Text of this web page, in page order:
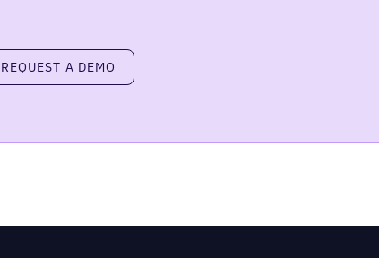
a demo
REQUEST A DEMO